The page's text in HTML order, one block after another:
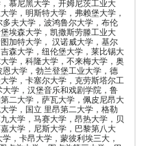
慕尼黑大学，开姆尼茨工业大
学，明斯特大学，弗赖堡大学，
夫大学，波鸿鲁尔大学，布伦
埃森大学，凯撒斯劳滕工业大
加特大学， 汉诺威大学，基尔
森大学，纽伦堡大学，莱比锡大
学，科隆大学，不来梅大学，奥
大学，勃兰登堡工业大学，德
学，卡塞尔大学，克劳斯塔尔工
学，汉堡音乐和戏剧学院，鲁
二大学，萨瓦大学，佩皮尼昂大
学，国立 里昂第二大学，格勒
大学，马赛大学，昂热大学，贝
大学，尼斯大学，巴黎第八大
，卡昂大学，蒙彼利埃三大，